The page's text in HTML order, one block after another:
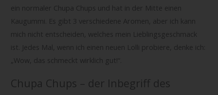
ein normaler Chupa Chups und hat in der Mitte einen
Kaugummi. Es gibt 3 verschiedene Aromen, aber ich kann
mich nicht entscheiden, welches mein Lieblingsgeschmack
ist. Jedes Mal, wenn ich einen neuen Lolli probiere, denke ich:
„Wow, das schmeckt wirklich gut!“.
Chupa Chups – der Inbegriff des